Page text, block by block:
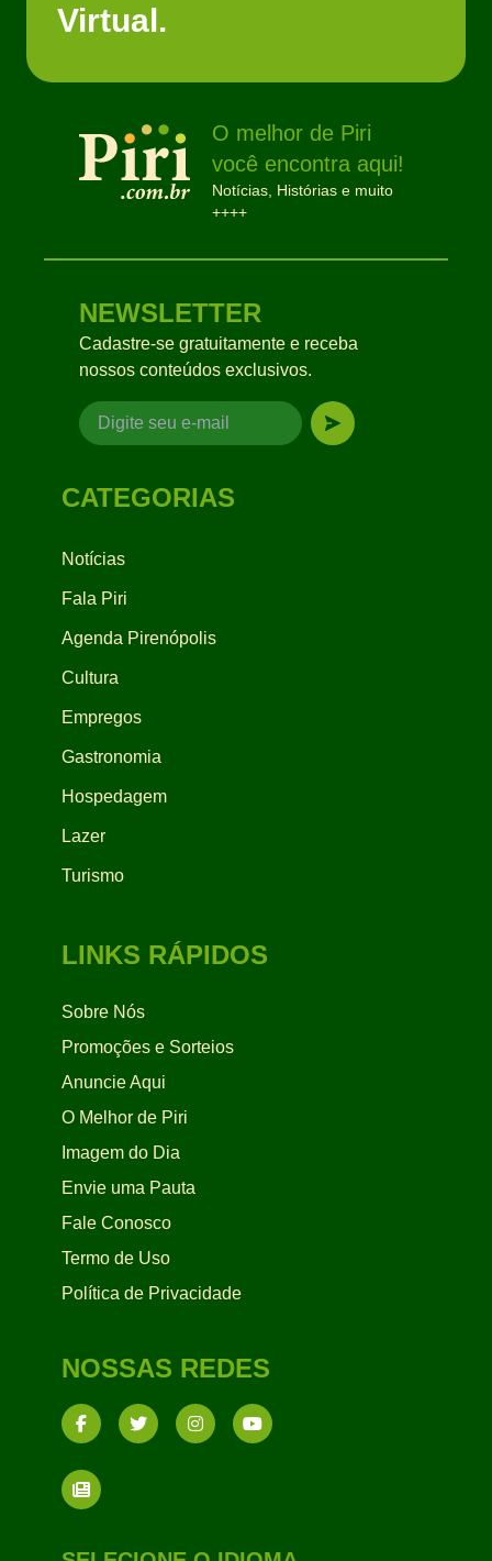
Virtual.
O melhor de Piri
você encontra aqui!
Notícias, Histórias e muito
++++
NEWSLETTER
Cadastre-se gratuitamente e receba
nossos conteúdos exclusivos.
CATEGORIAS
Notícias
Fala Piri
Agenda Pirenópolis
Cultura
Empregos
Gastronomia
Hospedagem
Lazer
Turismo
LINKS RÁPIDOS
Sobre Nós
Promoções e Sorteios
Anuncie Aqui
O Melhor de Piri
Imagem do Dia
Envie uma Pauta
Fale Conosco
Termo de Uso
Política de Privacidade
NOSSAS REDES